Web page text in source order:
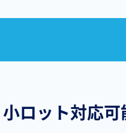
小ロット対応可